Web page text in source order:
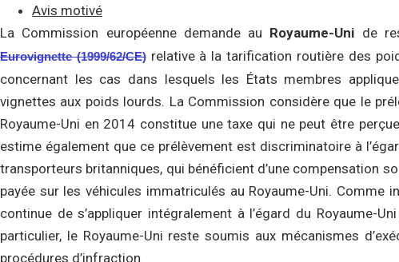
Avis motivé
La Commission européenne demande au Royaume-Uni de
Eurovignette (1999/62/CE)relative à la tarification routière des
concernant les cas dans lesquels les États membres
vignettes aux poids lourds. La Commission considère que le
Royaume-Uni en 2014 constitue une taxe qui ne peut être
estime également que ce prélèvement est discriminatoire à
transporteurs britanniques, qui bénéficient d’une compensation
payée sur les véhicules immatriculés au Royaume-Uni. Comme
continue de s’appliquer intégralement à l’égard du Royaume-
particulier, le Royaume-Uni reste soumis aux mécanismes
procédures d’infraction.